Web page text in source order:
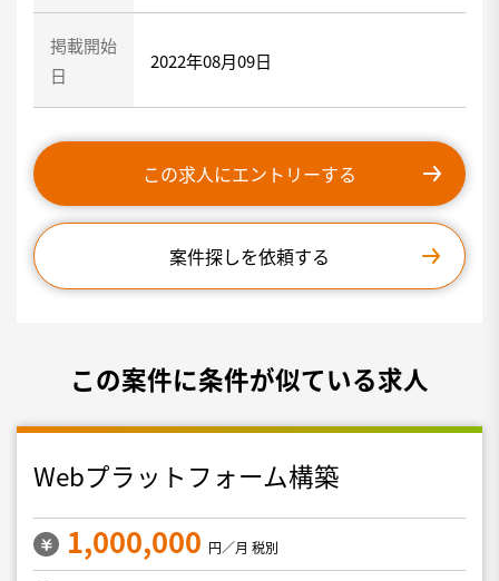
掲載開始
日
2022年08月09日
この求人にエントリーする
案件探しを依頼する
この案件に条件が似ている求人
Webプラットフォーム構築
1,000,000 円／月 税別